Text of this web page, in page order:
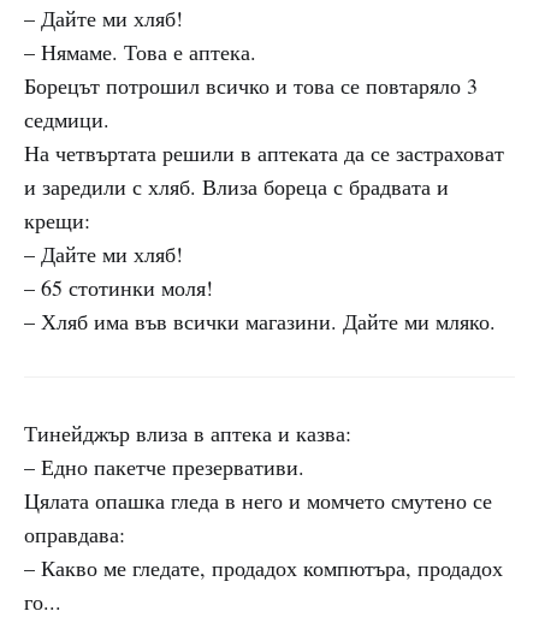
– Дайте ми хляб!
– Нямаме. Това е аптека.
Борецът потрошил всичко и това се повтаряло 3
седмици.
На четвъртата решили в аптеката да се застраховат
и заредили с хляб. Влиза бореца с брадвата и
крещи:
– Дайте ми хляб!
– 65 стотинки моля!
– Хляб има във всички магазини. Дайте ми мляко.
Тинейджър влиза в аптека и казва:
– Едно пакетче презервативи.
Цялата опашка гледа в него и момчето смутено се
оправдава:
– Какво ме гледате, продадох компютъра, продадох
го...